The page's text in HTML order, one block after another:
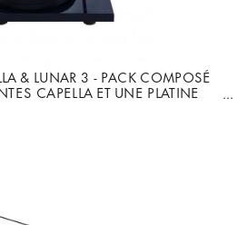
& LUNAR 3 - PACK COMPOSÉ
CAPELLA ET UNE PLATINE